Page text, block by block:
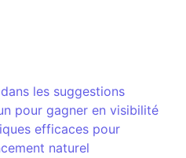
les suggestions
pour gagner en visibilité
efficaces pour
naturel